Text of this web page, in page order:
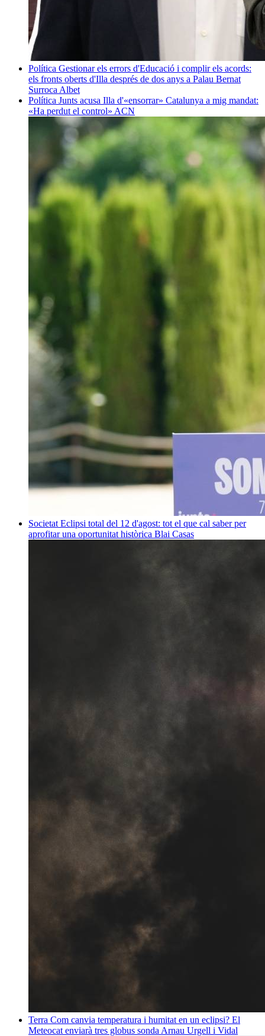
Política Gestionar els errors d'Educació i complir els acords:
els fronts oberts d'Illa després de dos anys a Palau Bernat
Surroca Albet
Política Junts acusa Illa d'«ensorrar» Catalunya a mig mandat:
«Ha perdut el control» ACN
Societat Eclipsi total del 12 d'agost: tot el que cal saber per
aprofitar una oportunitat històrica Blai Casas
Terra Com canvia temperatura i humitat en un eclipsi? El
Meteocat enviarà tres globus sonda Arnau Urgell i Vidal